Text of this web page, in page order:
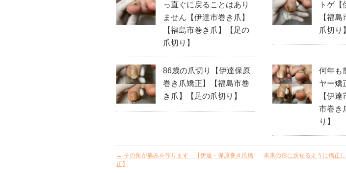
っ直ぐに戻ることはあり
ません【伊達市巻き爪】
【福島市巻き爪】【足の
爪切り】
トゲ【
【福
爪切り】
86歳の爪切り【伊達保原
巻き爪矯正】【福島市巻
き爪】【足の爪切り】
何年も
ヤー矯
【伊
市巻き
り】
← その角が痛みを作ります 【伊達・保原巻き爪矯
正】
本来の形に戻せるように矯正